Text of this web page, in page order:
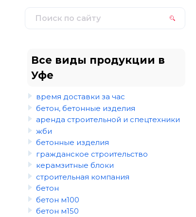
Все виды продукции в
Уфе
время доставки за час
бетон, бетонные изделия
аренда строительной и спецтехники
жби
бетонные изделия
гражданское строительство
керамзитные блоки
строительная компания
бетон
бетон м100
бетон м150